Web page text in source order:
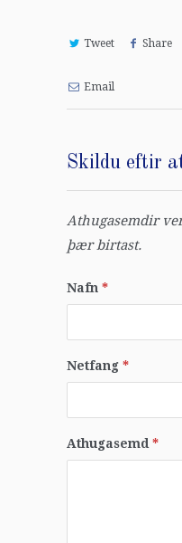
Tweet Share
Email
Skildu eftir
Athugasemdir
þær birtast.
Nafn *
Netfang *
Athugasemd *